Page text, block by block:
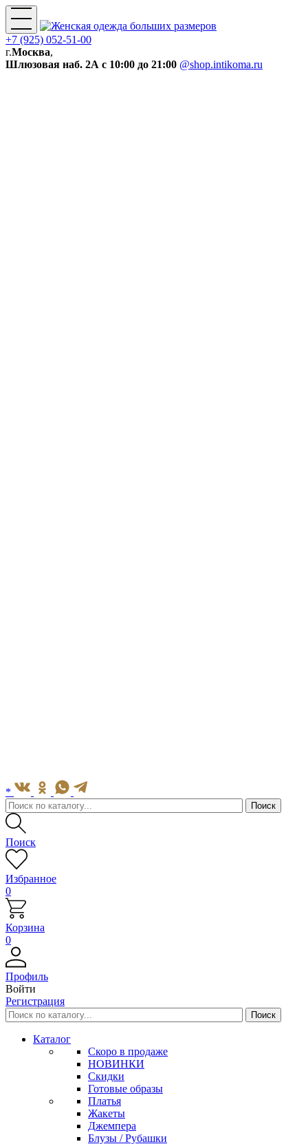
+7 (925) 052-51-00
г.Москва,
Шлюзовая наб. 2А с 10:00 до 21:00 @shop.intikoma.ru
*
Поиск
Избранное
0
Корзина
0
Профиль
Войти
Регистрация
Каталог
Скоро в продаже
НОВИНКИ
Скидки
Готовые образы
Платья
Жакеты
Джемпера
Блузы / Рубашки